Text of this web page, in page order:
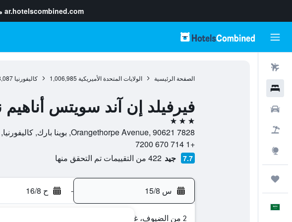
ar.hotelscombined.com
الصفحة الرئيسية الولايات المتحدة الأميريكية 1,006,985 كاليفورنيا
فيرفيلد إن آند سويتس أناهيم
3 نجوم
7828 Orangethorpe Avenue, 90621, بوينا بارك, كاليفورنيا, الولايات المتحدة الأميريكية
+1 714 670 7200
7.7 جيد 422 من التقييمات تم التحقق منها
س 15/8 - ح 16/8
2 من الضيوف، غرفة واحدة